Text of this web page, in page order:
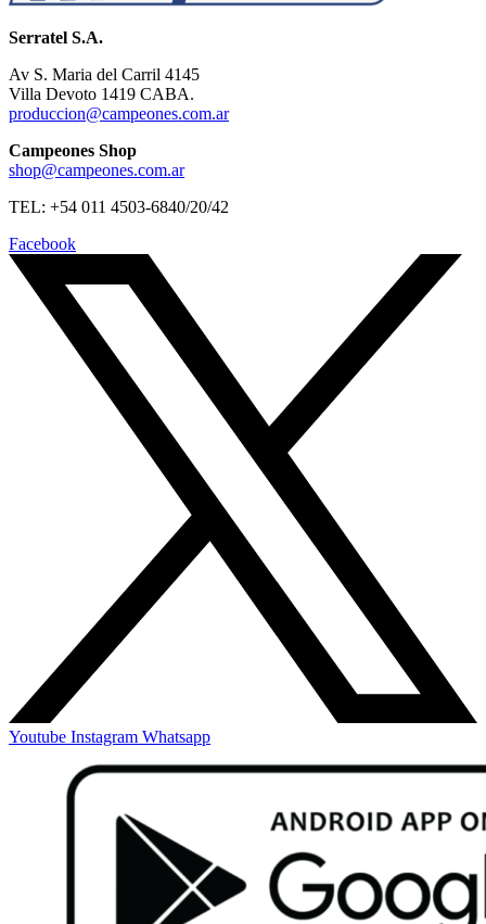
Serratel S.A.
Av S. Maria del Carril 4145
Villa Devoto 1419 CABA.
produccion@campeones.com.ar
Campeones Shop
shop@campeones.com.ar
TEL: +54 011 4503-6840/20/42
Facebook
Youtube Instagram Whatsapp